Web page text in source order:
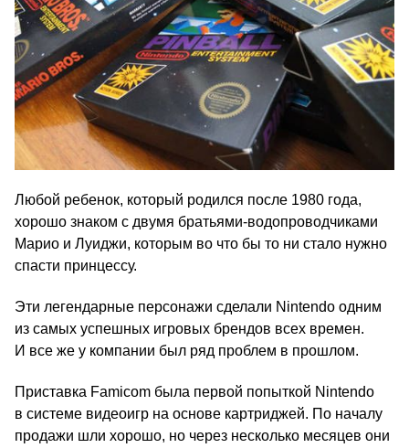
Любой ребенок, который родился после 1980 года,
хорошо знаком с двумя братьями-водопроводчиками
Марио и Луиджи, которым во что бы то ни стало нужно
спасти принцессу.
Эти легендарные персонажи сделали Nintendo одним
из самых успешных игровых брендов всех времен.
И все же у компании был ряд проблем в прошлом.
Приставка Famicom была первой попыткой Nintendo
в системе видеоигр на основе картриджей. По началу
продажи шли хорошо, но через несколько месяцев они